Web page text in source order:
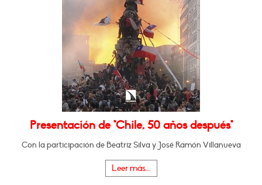
Presentación de "Chile, 50 años después"
Con la participación de Beatriz Silva y José Ramón Villanueva
Leer más...